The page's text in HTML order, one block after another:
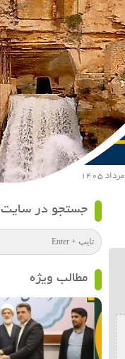
جستجو در سایت
مطالب ویژه